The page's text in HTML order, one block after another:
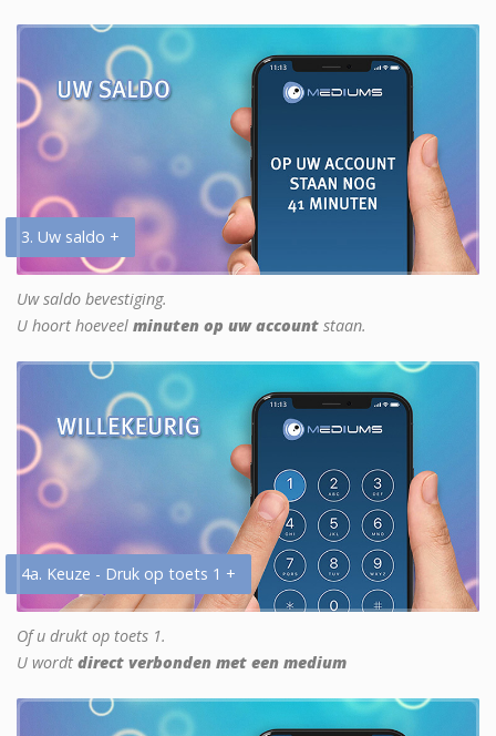
3. Uw saldo +
Uw saldo bevestiging.
U hoort hoeveel minuten op uw account staan.
4a. Keuze - Druk op toets 1 +
Of u drukt op toets 1.
U wordt direct verbonden met een medium